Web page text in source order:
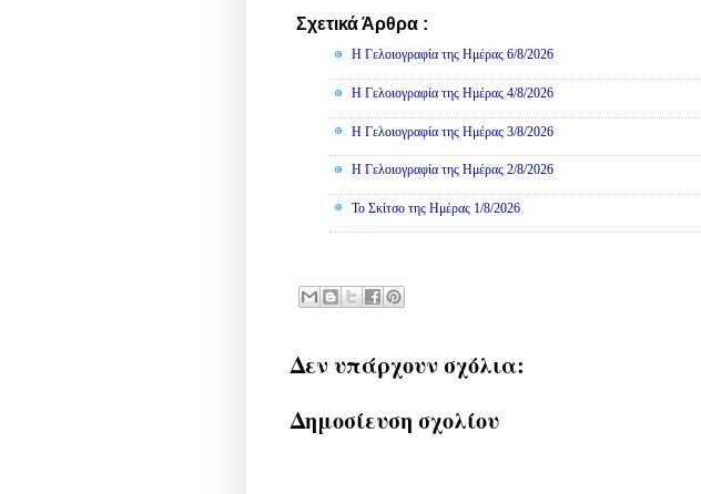
Σχετικά Άρθρα :
Η Γελοιογραφία της Ημέρας 6/8/2026
Η Γελοιογραφία της Ημέρας 4/8/2026
Η Γελοιογραφία της Ημέρας 3/8/2026
Η Γελοιογραφία της Ημέρας 2/8/2026
Το Σκίτσο της Ημέρας 1/8/2026
Δεν υπάρχουν σχόλια:
Δημοσίευση σχολίου